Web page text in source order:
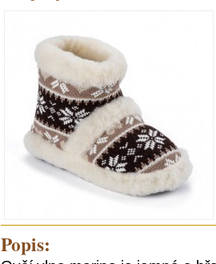
Popis: